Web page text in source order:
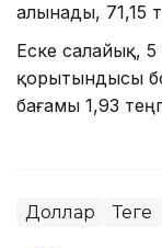
алынады, 71,15
Еске салайық, 5
қорытындысы
бағамы 1,93
Доллар Теңге